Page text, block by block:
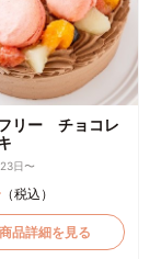
リー チョコレ
日〜
（税込）
詳細を見る